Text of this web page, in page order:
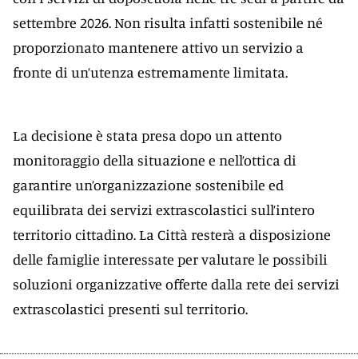
settembre 2026. Non risulta infatti sostenibile né
proporzionato mantenere attivo un servizio a
fronte di un’utenza estremamente limitata.
La decisione è stata presa dopo un attento
monitoraggio della situazione e nell’ottica di
garantire un’organizzazione sostenibile ed
equilibrata dei servizi extrascolastici sull’intero
territorio cittadino. La Città resterà a disposizione
delle famiglie interessate per valutare le possibili
soluzioni organizzative offerte dalla rete dei servizi
extrascolastici presenti sul territorio.